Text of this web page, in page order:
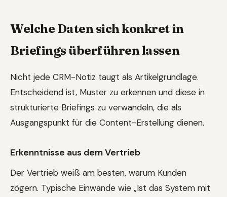
Welche Daten sich konkret in
Briefings überführen lassen
Nicht jede CRM-Notiz taugt als Artikelgrundlage.
Entscheidend ist, Muster zu erkennen und diese in
strukturierte Briefings zu verwandeln, die als
Ausgangspunkt für die Content-Erstellung dienen.
Erkenntnisse aus dem Vertrieb
Der Vertrieb weiß am besten, warum Kunden
zögern. Typische Einwände wie „Ist das System mit